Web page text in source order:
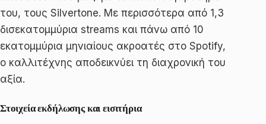
του, τους Silvertone. Με περισσότερα από 1,3
δισεκατομμύρια streams και πάνω από 10
εκατομμύρια μηνιαίους ακροατές στο Spotify,
ο καλλιτέχνης αποδεικνύει τη διαχρονική του
αξία.
Στοιχεία εκδήλωσης και εισιτήρια